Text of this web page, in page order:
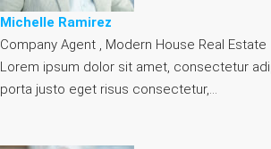
Michelle Ramirez
Company Agent , Modern House Real Estate
Lorem ipsum dolor sit amet, consectetur
porta justo eget risus consectetur,…